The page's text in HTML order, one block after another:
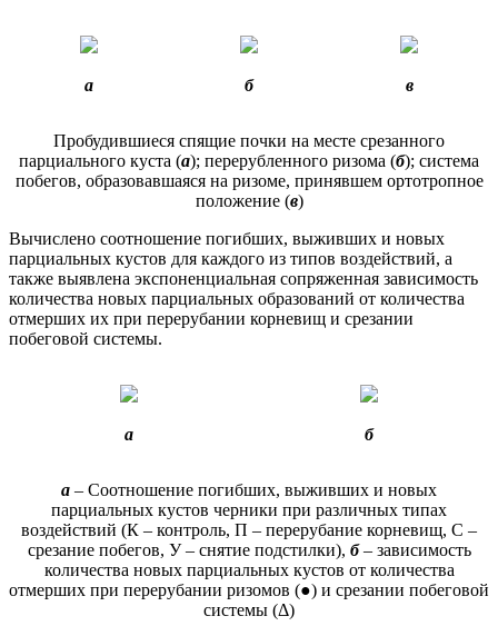
а б в
Пробудившиеся спящие почки на месте срезанного
парциального куста (а); перерубленного ризома (б); система
побегов, образовавшаяся на ризоме, принявшем ортотропное
положение (в)
Вычислено соотношение погибших, выживших и новых
парциальных кустов для каждого из типов воздействий, а
также выявлена экспоненциальная сопряженная зависимость
количества новых парциальных образований от количества
отмерших их при перерубании корневищ и срезании
побеговой системы.
а б
а – Соотношение погибших, выживших и новых
парциальных кустов черники при различных типах
воздействий (К ­– контроль, П – перерубание корневищ, С –
срезание побегов, У – снятие подстилки), б– зависимость
количества новых парциальных кустов от количества
отмерших при перерубании ризомов (●) и срезании побеговой
системы (Δ)